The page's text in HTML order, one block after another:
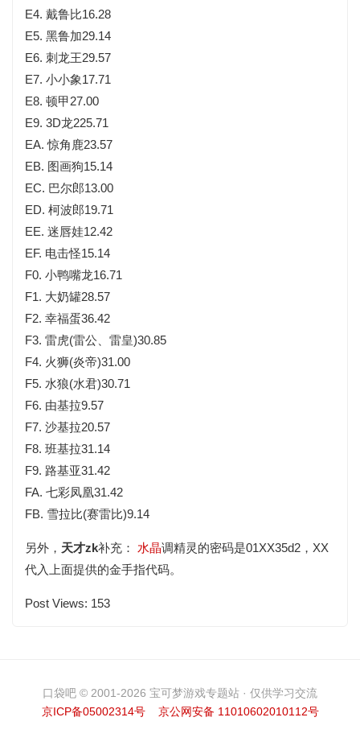
E4. 戴鲁比16.28
E5. 黑鲁加29.14
E6. 刺龙王29.57
E7. 小小象17.71
E8. 顿甲27.00
E9. 3D龙225.71
EA. 惊角鹿23.57
EB. 图画狗15.14
EC. 巴尔郎13.00
ED. 柯波郎19.71
EE. 迷唇娃12.42
EF. 电击怪15.14
F0. 小鸭嘴龙16.71
F1. 大奶罐28.57
F2. 幸福蛋36.42
F3. 雷虎(雷公、雷皇)30.85
F4. 火狮(炎帝)31.00
F5. 水狼(水君)30.71
F6. 由基拉9.57
F7. 沙基拉20.57
F8. 班基拉31.14
F9. 路基亚31.42
FA. 七彩凤凰31.42
FB. 雪拉比(赛雷比)9.14
另外， 天才zk补充： 水晶调精灵的密码是01XX35d2，XX
代入上面提供的金手指代码。
Post Views: 153
口袋吧 © 2001-2026 宝可梦游戏专题站 · 仅供学习交流
京ICP备05002314号
京公网安备 11010602010112号